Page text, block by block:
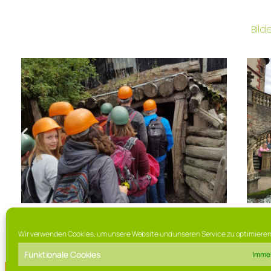
Wir verwenden Cookies, um unsere Website und unseren Service zu
Funktionale Cookies